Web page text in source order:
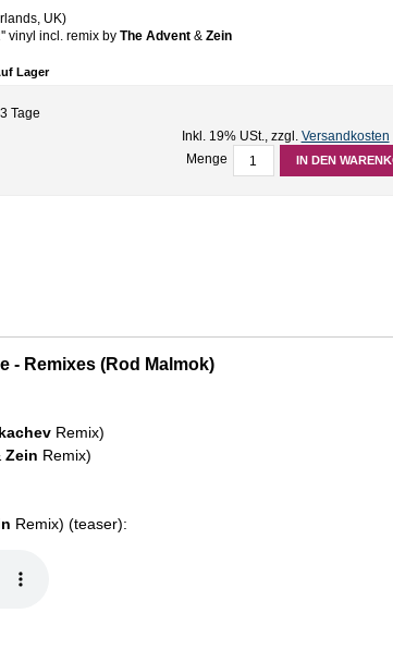
UK)
vinyl incl. remix byThe Advent &Zein
Lager
Tage
Inkl. 19% USt. zzgl. Versandkosten
Menge
IN DEN
- Remixes (Rod Malmok)
Remix)
Zein Remix)
Remix) (teaser):